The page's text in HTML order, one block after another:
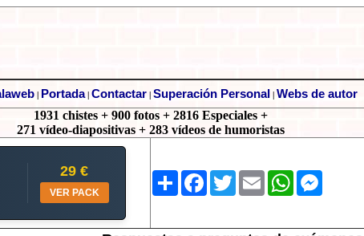
Portada| Contactar Superación Personal Webs de autor
1931 chistes + 900 fotos + 2816 Especiales +
271 vídeo-diapositivas + 283 vídeos de humoristas
29 €
VER PACK
Share Facebook
TwitterEmail WhatsApp